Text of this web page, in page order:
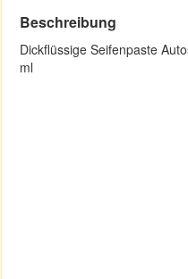
Beschreibung
Dickflüssige Seifenpaste
ml